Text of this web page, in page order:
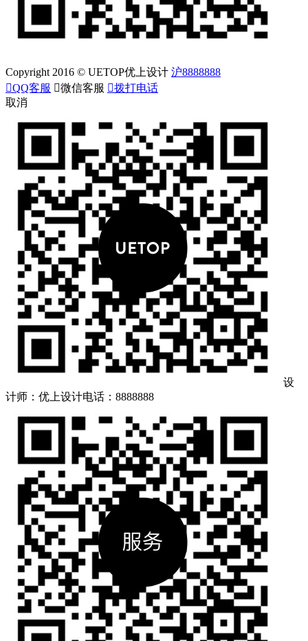
Copyright 2016 © UETOP优上设计 沪8888888
QQ客服 微信客服 拨打电话
取消
设
计师：优上设计电话：8888888